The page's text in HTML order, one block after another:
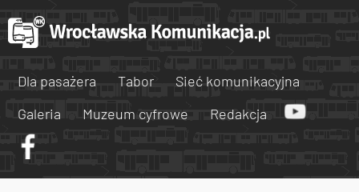
Dla pasażera Tabor
Sieć komunikacyjna
Galeria
Muzeum cyfrowe Redakcja